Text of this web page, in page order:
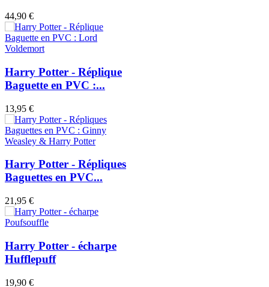
44,90 €
Harry Potter - Réplique
Baguette en PVC :...
13,95 €
Harry Potter - Répliques
Baguettes en PVC...
21,95 €
Harry Potter - écharpe
Hufflepuff
19,90 €